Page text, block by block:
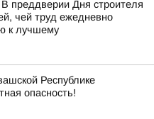
преддверии Дня строителя
чей труд ежедневно
к лучшему
Республике
опасность!